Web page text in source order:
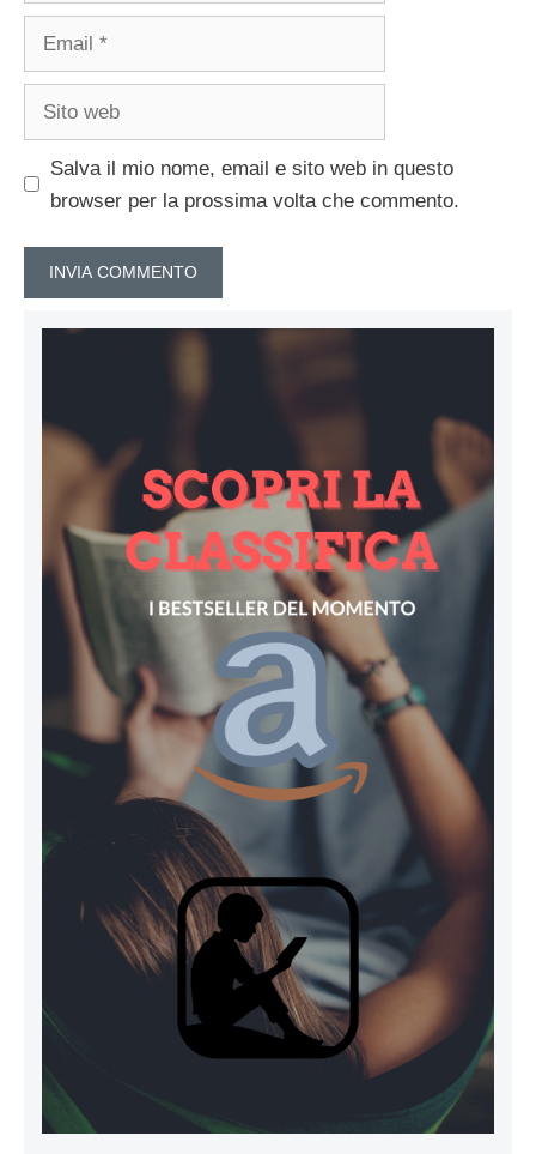
Salva il mio nome, email e sito web in questo
browser per la prossima volta che commento.